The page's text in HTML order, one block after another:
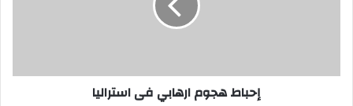
إحباط هجوم ارهابي فى استراليا